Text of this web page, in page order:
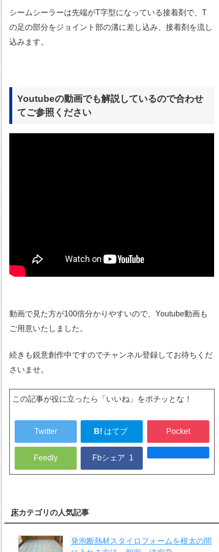
シームシーラーは先端がT字型になっている接着剤で、T
の足の部分をジョイント部の溝に差し込み、接着剤を流し
込みます。
Youtubeの動画でも解説しているので合わせ
てご参照ください
動画で見た方が100倍分かりやすいので、Youtube動画も
ご用意いたしました。
続きも鋭意創作中ですのでチャンネル登録してお待ちくだ
さいませ。
この記事が役に立ったら「いいね」をポチッとな！
Twitter B! はてブ Pocket
Feedly Fbシェア 1
床カテゴリの人気記事
発泡断熱材スタイロフォームを根太の間